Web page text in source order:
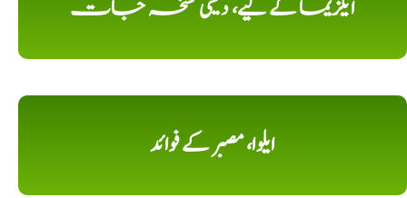
ایگزیما کے لیے، دیسی نسخہ جات
ایلوا، مصبر کے فوائد